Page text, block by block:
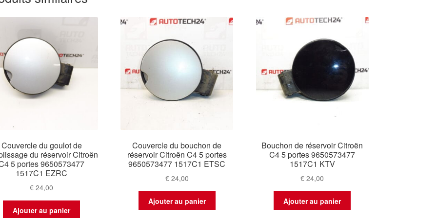
Couvercle du goulot de
du réservoir Citroën
5 portes 9650573477
1517C1 EZRC
€ 24,00
Ajouter au panier
Couvercle du bouchon de
réservoir Citroën C4 5 portes
9650573477 1517C1 ETSC
€24,00
Ajouter au panier
Bouchon de réservoir Citroën
C4 5 portes 9650573477
1517C1 KTV
€ 24,00
Ajouter au panier